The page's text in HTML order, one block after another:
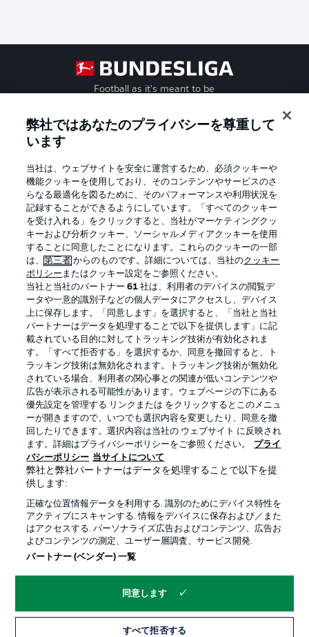
Football as it's meant to be
Official Partners
プライバシー・ポリシー 優先設定を管理する
利用条件 放送局
求人 選手
当サイトについて
© 2026 Bundesliga-Gruppe GmbH
言語をお選びください
弊社ではあなたのプライバシーを尊重して
います
当社は、ウェブサイトを安全に運営するため、必須クッキーや
機能クッキーを使用しており、そのコンテンツやサービスのさ
らなる最適化を図るために、そのパフォーマンスや利用状況を
記録することができるようにしています。「すべてのクッキー
を受け入れる」をクリックすると、当社がマーケティングクッ
キーおよび分析クッキー、ソーシャルメディアクッキーを使用
することに同意したことになります。これらのクッキーの一部
は、第三者 からのものです。詳細については、当社のクッキー
ポリシー またはクッキー設定をご参照ください。
当社と当社のパートナー61 社は、利用者のデバイスの閲覧デ
ータや一意的識別子などの個人データにアクセスし、デバイス
上に保存します。「同意します」を選択すると、「当社と当社
パートナーはデータを処理することで以下を提供します」に記
載されている目的に対してトラッキング技術が有効化されま
す。「すべて拒否する」を選択するか、同意を撤回すると、ト
ラッキング技術は無効化されます。トラッキング技術が無効化
されている場合、利用者の関心事との関連が低いコンテンツや
広告が表示される可能性があります。ウェブページの下にある
優先設定を管理する リンクまたは をクリックするとこのメニュ
ーが開きますので、いつでも選択内容を変更したり、同意を撤
回したりできます。選択内容は当社の ウェブサイト に反映され
ます。詳細はプライバシーポリシーをご参照ください。
プライ
バシーポリシー 当サイトについて
弊社と弊社パートナーはデータを処理することで以下を提
供します:
正確な位置情報データを利用する. 識別のためにデバイス特性を
アクティブにスキャンする. 情報をデバイスに保存および／また
はアクセスする. パーソナライズ広告およびコンテンツ、広告お
よびコンテンツの測定、ユーザー層調査、サービス開発.
パートナー (ベンダー) 一覧
同意します
すべて拒否する